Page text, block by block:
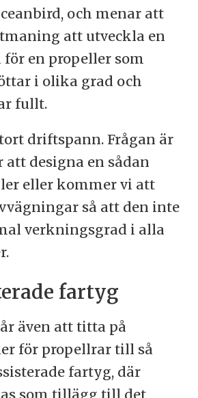
och menar att
att utveckla en
en propeller som
i olika grad och
fullt.
driftspann. Frågan är
att designa en sådan
eller kommer vi att
så att den inte
verkningsgrad i alla
fartyg
även att titta på
för propellrar till så
fartyg, där
som tillägg till det